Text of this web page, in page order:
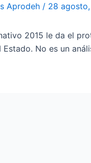
Aprodeh / 28
2015 le da el
Estado. No es un